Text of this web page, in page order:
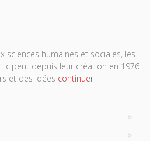
sciences humaines et sociales, les
depuis leur création en 1976
et des idées continuer